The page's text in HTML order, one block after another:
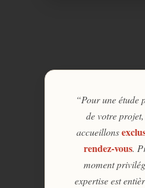
“Pour une étude
de votre
accueillons
rendez-vous.
moment
expertise est